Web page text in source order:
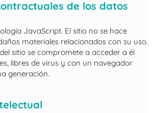
de los datos
JavaScript. El sitio no se hace
materiales relacionados con su uso.
sitio se compromete a acceder a él
libres de virus y con un navegador
generación.